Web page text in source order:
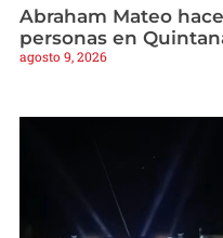
Abraham Mateo
personas en
agosto 9, 2026